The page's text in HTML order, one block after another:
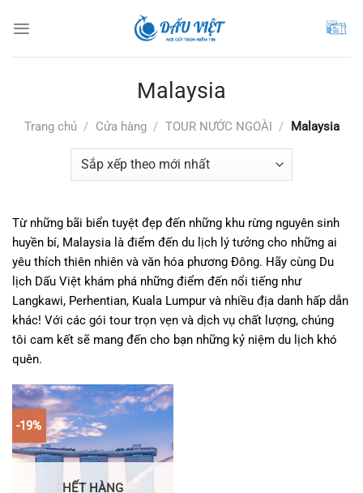
đến
Malaysia
Trang chủ / Cửa hàng / TOUR NƯỚC NGOÀI / Malaysia
Từ những bãi biển tuyệt đẹp đến những khu rừng nguyên sinh
huyền bí, Malaysia là điểm đến du lịch lý tưởng cho những ai
yêu thích thiên nhiên và văn hóa phương Đông. Hãy cùng Du
lịch Dấu Việt khám phá những điểm đến nổi tiếng như
Langkawi, Perhentian, Kuala Lumpur và nhiều địa danh hấp dẫn
khác! Với các gói tour trọn vẹn và dịch vụ chất lượng, chúng
tôi cam kết sẽ mang đến cho bạn những kỷ niệm du lịch khó
quên.
-19%
HẾT HÀNG